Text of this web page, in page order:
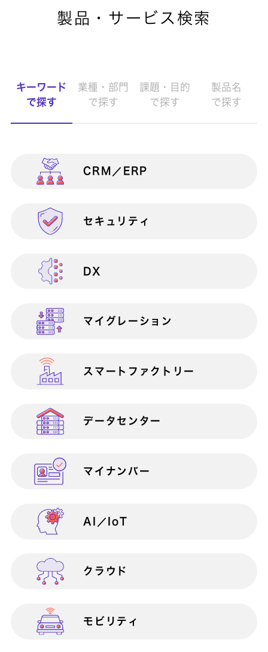
製品・サービス検索
キーワード
で探す
業種・部門
で探す
課題・目的
で探す
製品名
で探す
CRM／ERP
セキュリティ
DX
マイグレーション
スマートファクトリー
データセンター
マイナンバー
AI／IoT
クラウド
モビリティ
製造業向け
物流・流通業向け
官公庁・自治体・公共団体向け
金融業向け
医療業向け
営業部門向け
総務部門向け
情報共有
生産性向上
マイクロソフト製品連携
検証・テスト
サポート終了対策
働き方改革
災害対策（BCP）
営業支援
内部統制
ICTインフラ構築・運用
Apache Struts1脆弱性対策サービス
Apache Struts2脆弱性対策サービス
at Claps
AWS Total Care Suite
AWS移行サービ
AWS総合支援サービス
BizDevOps伴走支援サービス
BizVision PLUS